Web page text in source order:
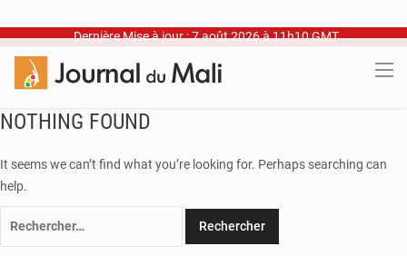
Dernière Mise à jour : 7 août 2026 à 11h10 GMT
NOTHING FOUND
It seems we can’t find what you’re looking for. Perhaps searching can
help.